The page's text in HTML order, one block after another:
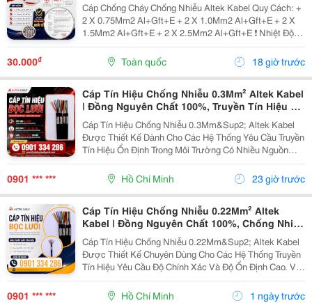
Cáp Chống Cháy Chống Nhiễu Altek Kabel Quy Cách: +
2 X 0.75Mm2 Al+Gft+E + 2 X 1.0Mm2 Al+Gft+E + 2 X
1.5Mm2 Al+Gft+E + 2 X 2.5Mm2 Al+Gft+E ❗️ Nhiệt Độ
Cháy 950 Độ C ‼️ Thời Gian Cháy 180 Phút ✔️ Phù Hợp
Với Các Công Trình Yêu Cầu Độ An...
30.000₫ Toàn quốc 18 giờ trước
Cáp Tín Hiệu Chống Nhiễu 0.3Mm² Altek Kabel
| Đồng Nguyên Chất 100%, Truyền Tín Hiệu Ổn
Định
Cáp Tín Hiệu Chống Nhiễu 0.3Mm&Sup2; Altek Kabel
Được Thiết Kế Dành Cho Các Hệ Thống Yêu Cầu Truyền
Tín Hiệu Ổn Định Trong Môi Trường Có Nhiều Nguồn
Nhiễu Điện Từ. Nhờ Cấu Tạo Lớp Chống Nhiễu Sản
Phẩm Giúp Hạn Chế Nhiễu, Giảm Suy Hao Tín Hiệu Và
Nâng...
0901 *** *** Hồ Chí Minh 23 giờ trước
Cáp Tín Hiệu Chống Nhiễu 0.22Mm² Altek
Kabel | Đồng Nguyên Chất 100%, Chống Nhiễu
Hiệu Quả
Cáp Tín Hiệu Chống Nhiễu 0.22Mm&Sup2; Altek Kabel
Được Thiết Kế Chuyên Dùng Cho Các Hệ Thống Truyền
Tín Hiệu Yêu Cầu Độ Chính Xác Và Độ Ổn Định Cao. Với
Lớp Chống Nhiễu Sản Phẩm Giúp Hạn Chế Ảnh Hưởng
Của Nhiễu Điện Từ Từ Động Cơ, Biến Tần Và Các...
0901 *** *** Hồ Chí Minh 1 ngày trước